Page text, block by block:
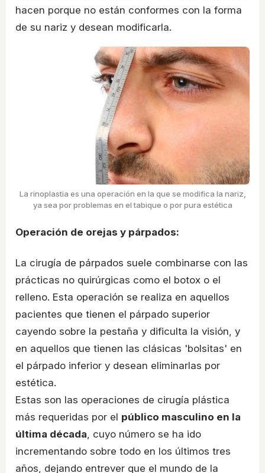
hacen porque no están conformes con la forma
de su nariz y desean modificarla.
La rinoplastia es una operación en la que se modifica la nariz,
ya sea por problemas en el tabique o por pura estética
Operación de orejas y párpados:
La cirugía de párpados suele combinarse con las
prácticas no quirúrgicas como el botox o el
relleno. Esta operación se realiza en aquellos
pacientes que tienen el párpado superior
cayendo sobre la pestaña y dificulta la visión, y
en aquellos que tienen las clásicas 'bolsitas' en
el párpado inferior y desean eliminarlas por
estética.
Estas son las operaciones de cirugía plástica
más requeridas por el público masculino en la
última década, cuyo número se ha ido
incrementando sobre todo en los últimos tres
años, dejando entrever que el mundo de la